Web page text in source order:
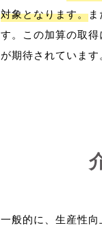
対象となります。
す。この加算の取
一般的に、生産性